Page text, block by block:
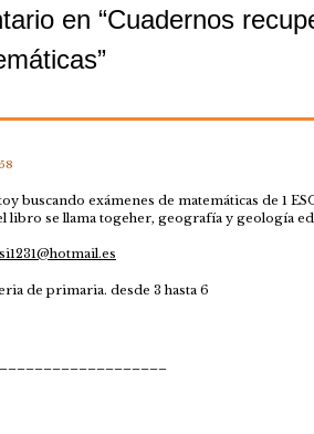
en “Cuadernos
”
buscando exámenes de matemáticas de 1
se llama togeher, geografía y geología
de primaria. desde 3 hasta 6